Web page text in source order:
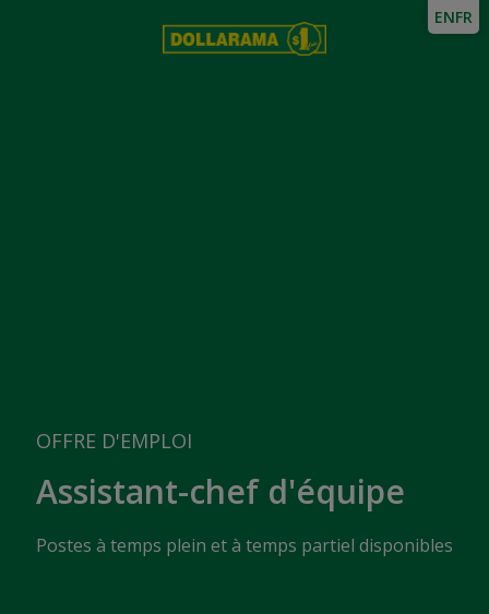
OFFRE D'EMPLOI
Assistant-chef d'équipe
Postes à temps plein et à temps partiel disponibles
ENFR